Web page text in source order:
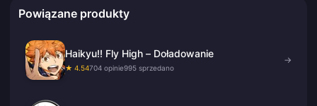
Powiązane produkty
Haikyu!! Fly High – Doładowanie
★ 4.54704 opinie995 sprzedano
→